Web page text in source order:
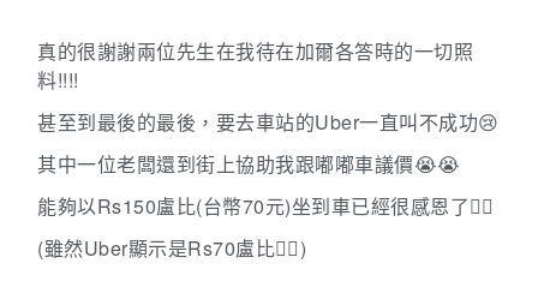
真的很謝謝兩位先生在我待在加爾各答時的一切照
料!!!!
甚至到最後的最後，要去車站的Uber一直叫不成功😢
其中一位老闆還到街上協助我跟嘟嘟車議價😭😭
能夠以Rs150盧比(台幣70元)坐到車已經很感恩了🙇‍♀️
(雖然Uber顯示是Rs70盧比🙇‍♀️)